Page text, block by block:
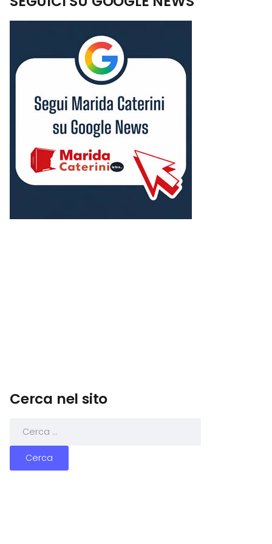
Cerca nel sito